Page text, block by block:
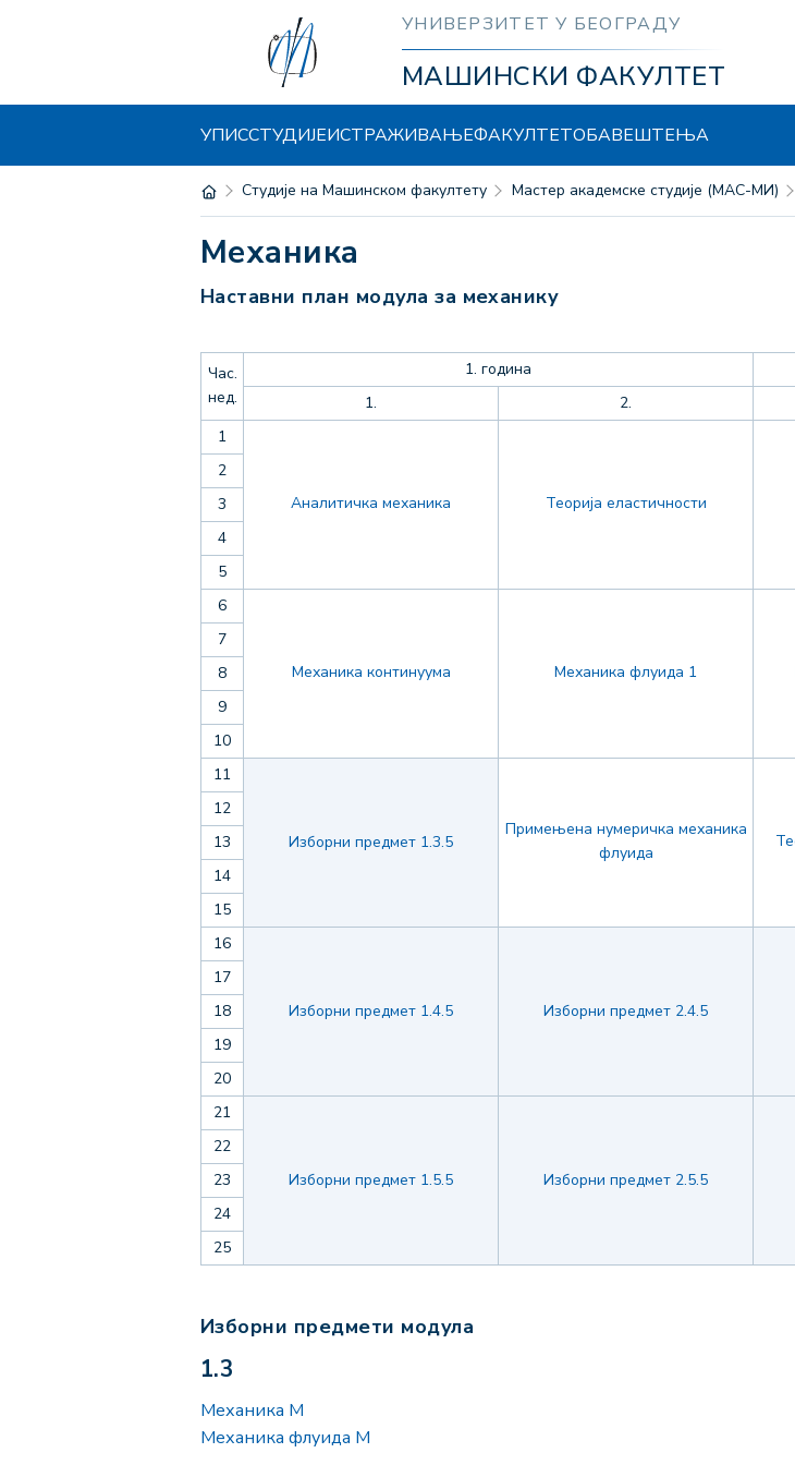
УНИВЕРЗИТЕТ У БЕОГРАДУ
МАШИНСКИ ФАКУЛТЕТ
УПИССТУДИЈЕИСТРАЖИВАЊЕФАКУЛТЕТОБАВЕШТЕЊА
Студије на Машинском факултету Мастер академске студије (МАС-МИ)
Механика
Наставни план модула за механику
Час.
нед.
1. година
1.
2.
1
Аналитичка механика Теорија еластичности
2
3
4
5
6
Механика континуума Механика флуида 1
7
8
9
10
11
Изборни предмет 1.3.5
Примењена нумеричка механика
флуида
12
13
14
15
16
Изборни предмет 1.4.5 Изборни предмет 2.4.5
17
18
19
20
21
Изборни предмет 1.5.5 Изборни предмет 2.5.5
22
23
24
25
Изборни предмети модула
1.3
Механика М
Механика флуида М